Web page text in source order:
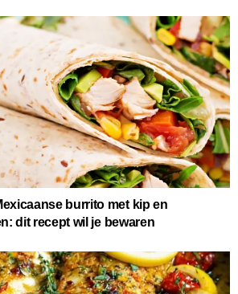
burrito met kip en
dit recept wil je bewaren